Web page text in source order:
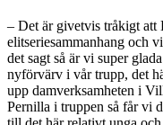
– Det är givetvis tråkigt att
elitseriesammanhang och
det sagt så är vi super
nyförvärv i vår trupp, det
upp damverksamheten i
Pernilla i truppen så får vi